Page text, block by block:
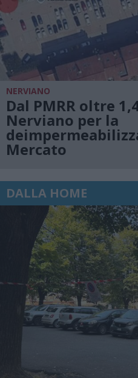
NERVIANO
Dal PMRR oltre
Nerviano per la
Mercato
DALLA HOME